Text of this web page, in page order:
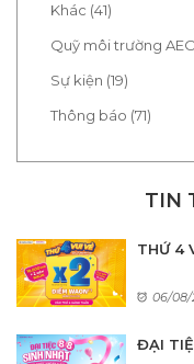
Khác (41)
Quỹ môi trường
Sự kiện (19)
Thông báo (71)
TIN
THỨ 4
06/08/
ĐẠI